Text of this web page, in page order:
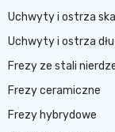
Uchwyty i ostrza
Uchwyty i ostrza
Frezy ze stali
Frezy ceramiczne
Frezy hybrydowe